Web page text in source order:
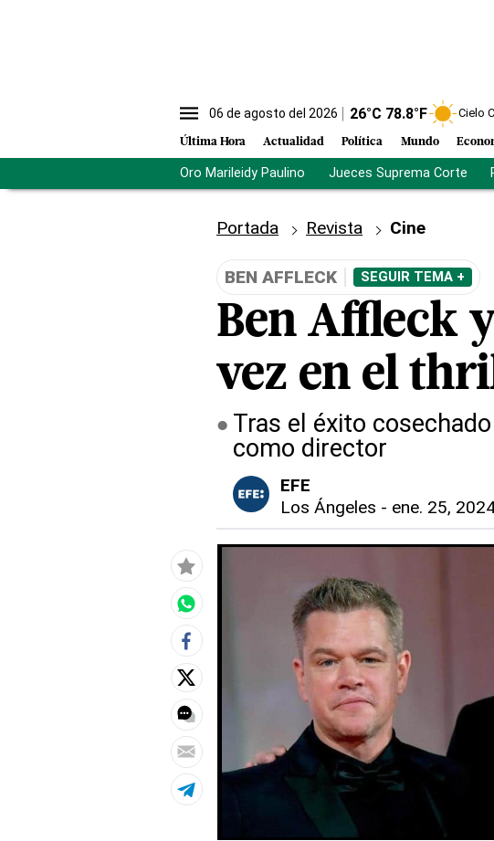
06 de agosto del 2026 26°C 78.8°F Cielo
Última Hora Actualidad Política Mundo
Oro Marileidy Paulino Jueces Suprema Corte
Portada Revista Cine
BEN AFFLECK SEGUIR TEMA +
Ben Affleck
vez en el
Tras el éxito
como director
EFE
Los Ángeles - ene. 25,